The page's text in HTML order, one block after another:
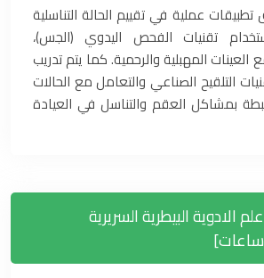
تطبيقات عملية في تقييم الحالة التناسلية
تقنيات الفحص اليدوي (الجس)،
العينات المهبلية والرحمية. كما يتم تدريب
التلقيح الصناعي والتعامل مع الحالات
بمشاكل العقم والتناسل في العيادة
علم الادوية البيطرية السريرية